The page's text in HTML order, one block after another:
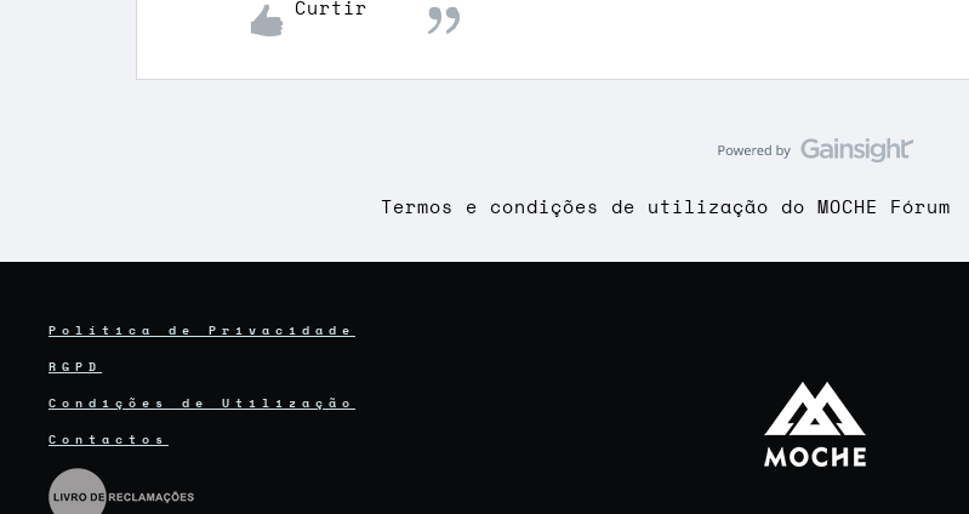
Curtir
Termos e condições de utilização do MOCHE Fórum
Política de Privacidade
RGPD
Condições de Utilização
Contactos